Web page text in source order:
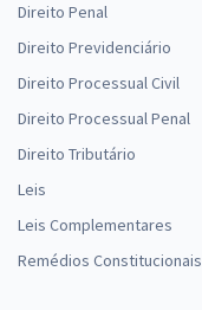
Direito Penal
Direito Previdenciário
Direito Processual Civil
Direito Processual Penal
Direito Tributário
Leis
Leis Complementares
Remédios Constitucionais